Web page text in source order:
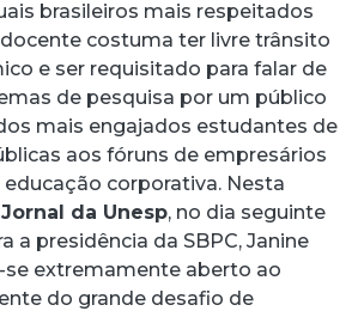
brasileiros mais respeitados
costuma ter livre trânsito
e ser requisitado para falar de
de pesquisa por um público
mais engajados estudantes de
aos fóruns de empresários
corporativa. Nesta
Jornal da Unesp, no dia seguinte
a presidência da SBPC, Janine
extremamente aberto ao
do grande desafio de